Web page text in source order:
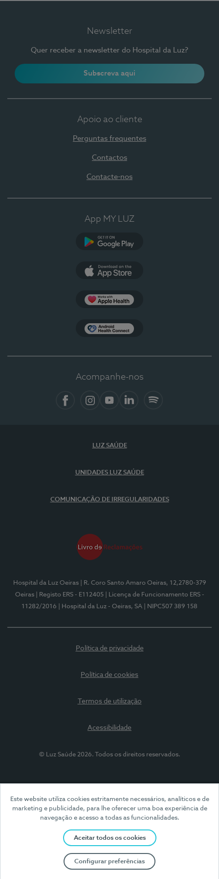
Este website utiliza cookies estritamente necessários, analíticos e de
marketing e publicidade, para lhe oferecer uma boa experiência de
navegação e acesso a todas as funcionalidades.
Aceitar todos os cookies
Configurar preferências
Newsletter
Quer receber a newsletter do Hospital da Luz?
Subscreva aqui
Apoio ao cliente
Perguntas frequentes
Contactos
Contacte-nos
App MY LUZ
Acompanhe-nos
LUZ SAÚDE
UNIDADES LUZ SAÚDE
COMUNICAÇÃO DE IRREGULARIDADES
Hospital da Luz Oeiras
| R. Coro Santo Amaro Oeiras, 12,2780-379
Oeiras
| Registo ERS - E112405
| Licença de Funcionamento ERS -
11282/2016
| Hospital da Luz - Oeiras, SA | NIPC507 389 158
Política de privacidade
Política de cookies
Termos de utilização
Acessibilidade
© Luz Saúde 2026. Todos os direitos reservados.